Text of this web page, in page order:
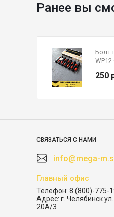
Ранее вы
Болт
WP12
250
СВЯЗАТЬСЯ С НАМИ
info@mega-
Главный офис
Телефон: 8 (800)-775-
Адрес: г. Челябинск
20А/3